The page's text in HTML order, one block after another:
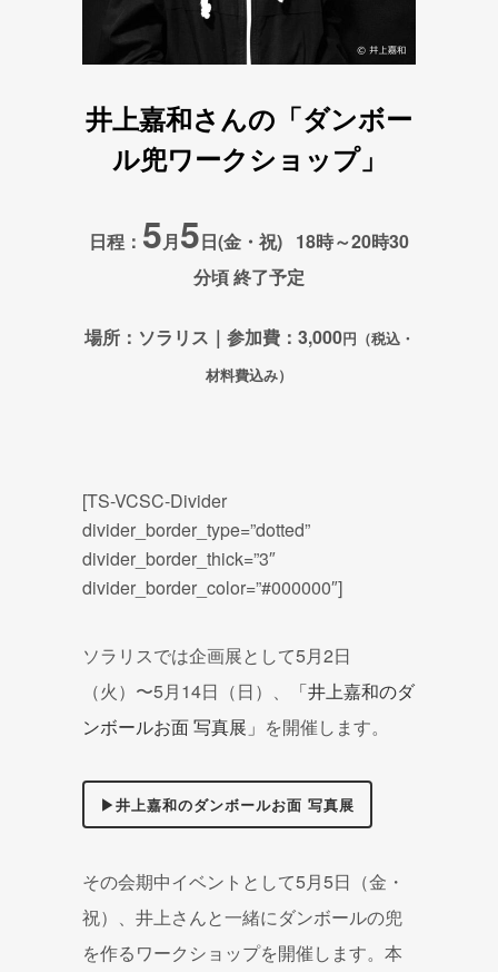
井上嘉和さんの「ダンボー
ル兜ワークショップ」
日程： 5月5日(金・祝) 18時～20時30
分頃 終了予定
場所：ソラリス｜ 参加費：3,000円（税込・
材料費込み）
[TS-VCSC-Divider
divider_border_type=”dotted”
divider_border_thick=”3″
divider_border_color=”#000000″]
ソラリスでは企画展として5月2日
（火）〜5月14日（日）、
「井上嘉和のダ
ンボールお面 写真展」 を開催します。
▶井上嘉和のダンボールお面 写真展
その会期中イベントとして5月5日（金・
祝）、井上さんと一緒にダンボールの兜
を作るワークショップを開催します。本